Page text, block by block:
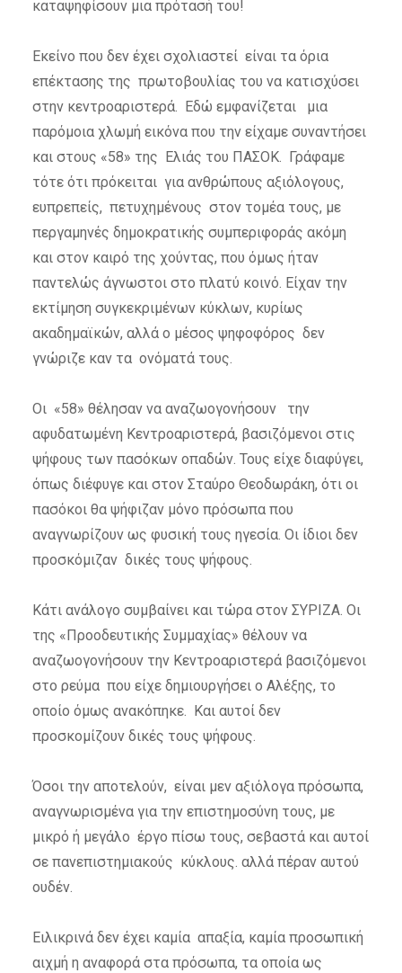
καταψηφίσουν μια πρότασή του!
Εκείνο που δεν έχει σχολιαστεί είναι τα όρια
επέκτασης της πρωτοβουλίας του να κατισχύσει
στην κεντροαριστερά. Εδώ εμφανίζεται μια
παρόμοια χλωμή εικόνα που την είχαμε συναντήσει
και στους «58» της Ελιάς του ΠΑΣΟΚ. Γράφαμε
τότε ότι πρόκειται για ανθρώπους αξιόλογους,
ευπρεπείς, πετυχημένους στον τομέα τους, με
περγαμηνές δημοκρατικής συμπεριφοράς ακόμη
και στον καιρό της χούντας, που όμως ήταν
παντελώς άγνωστοι στο πλατύ κοινό. Είχαν την
εκτίμηση συγκεκριμένων κύκλων, κυρίως
ακαδημαϊκών, αλλά ο μέσος ψηφοφόρος δεν
γνώριζε καν τα ονόματά τους.
Οι «58» θέλησαν να αναζωογονήσουν την
αφυδατωμένη Κεντροαριστερά, βασιζόμενοι στις
ψήφους των πασόκων οπαδών. Τους είχε διαφύγει,
όπως διέφυγε και στον Σταύρο Θεοδωράκη, ότι οι
πασόκοι θα ψήφιζαν μόνο πρόσωπα που
αναγνωρίζουν ως φυσική τους ηγεσία. Οι ίδιοι δεν
προσκόμιζαν δικές τους ψήφους.
Κάτι ανάλογο συμβαίνει και τώρα στον ΣΥΡΙΖΑ. Οι
της «Προοδευτικής Συμμαχίας» θέλουν να
αναζωογονήσουν την Κεντροαριστερά βασιζόμενοι
στο ρεύμα που είχε δημιουργήσει ο Αλέξης, το
οποίο όμως ανακόπηκε. Και αυτοί δεν
προσκομίζουν δικές τους ψήφους.
Όσοι την αποτελούν, είναι μεν αξιόλογα πρόσωπα,
αναγνωρισμένα για την επιστημοσύνη τους, με
μικρό ή μεγάλο έργο πίσω τους, σεβαστά και αυτοί
σε πανεπιστημιακούς κύκλους. αλλά πέραν αυτού
ουδέν.
Ειλικρινά δεν έχει καμία απαξία, καμία προσωπική
αιχμή η αναφορά στα πρόσωπα, τα οποία ως